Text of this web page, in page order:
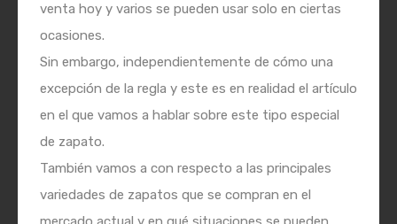
venta hoy y varios se pueden usar solo en ciertas
ocasiones.
Sin embargo, independientemente de cómo una
excepción de la regla y este es en realidad el artículo
en el que vamos a hablar sobre este tipo especial
de zapato.
También vamos a con respecto a las principales
variedades de zapatos que se compran en el